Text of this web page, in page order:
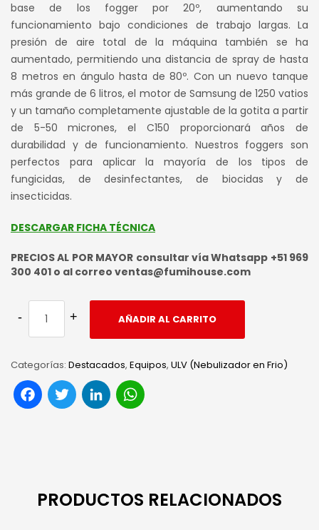
era:
S/ 3,200.00.
es:
S/
base de los fogger por 20º, aumentando su
funcionamiento bajo condiciones de trabajo largas. La
presión de aire total de la máquina también se ha
aumentado, permitiendo una distancia de spray de hasta
8 metros en ángulo hasta de 80º. Con un nuevo tanque
más grande de 6 litros, el motor de Samsung de 1250 vatios
y un tamaño completamente ajustable de la gotita a partir
de 5-50 micrones, el C150 proporcionará años de
durabilidad y de funcionamiento. Nuestros foggers son
perfectos para aplicar la mayoría de los tipos de
fungicidas, de desinfectantes, de biocidas y de
insecticidas.
DESCARGAR FICHA TÉCNICA
PRECIOS AL POR MAYOR consultar vía Whatsapp +51 969
300 401 o al correo ventas@fumihouse.com
AÑADIR AL CARRITO
Categorías: Destacados, Equipos, ULV (Nebulizador en Frio)
Facebook
TwitterLinkedIn
PRODUCTOS RELACIONADOS